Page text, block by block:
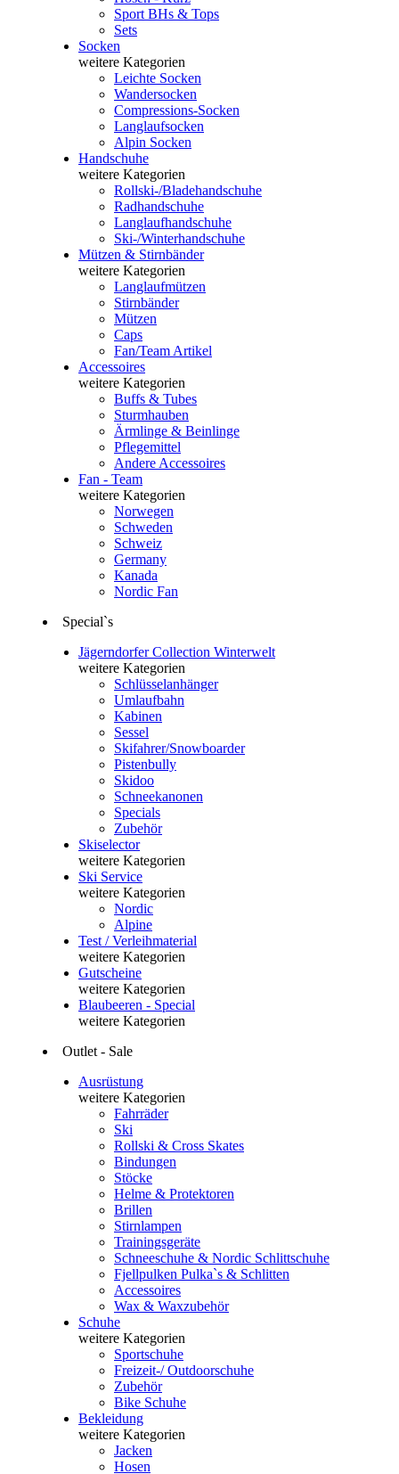
Sport BHs & Tops
Sets
Socken
weitere Kategorien
Leichte Socken
Wandersocken
Compressions-Socken
Langlaufsocken
Alpin Socken
Handschuhe
weitere Kategorien
Rollski-/Bladehandschuhe
Radhandschuhe
Langlaufhandschuhe
Ski-/Winterhandschuhe
Mützen & Stirnbänder
weitere Kategorien
Langlaufmützen
Stirnbänder
Mützen
Caps
Fan/Team Artikel
Accessoires
weitere Kategorien
Buffs & Tubes
Sturmhauben
Ärmlinge & Beinlinge
Pflegemittel
Andere Accessoires
Fan - Team
weitere Kategorien
Norwegen
Schweden
Schweiz
Germany
Kanada
Nordic Fan
Special`s
Jägerndorfer Collection Winterwelt
weitere Kategorien
Schlüsselanhänger
Umlaufbahn
Kabinen
Sessel
Skifahrer/Snowboarder
Pistenbully
Skidoo
Schneekanonen
Specials
Zubehör
Skiselector
weitere Kategorien
Ski Service
weitere Kategorien
Nordic
Alpine
Test / Verleihmaterial
weitere Kategorien
Gutscheine
weitere Kategorien
Blaubeeren - Special
weitere Kategorien
Outlet - Sale
Ausrüstung
weitere Kategorien
Fahrräder
Ski
Rollski & Cross Skates
Bindungen
Stöcke
Helme & Protektoren
Brillen
Stirnlampen
Trainingsgeräte
Schneeschuhe & Nordic Schlittschuhe
Fjellpulken Pulka`s & Schlitten
Accessoires
Wax & Waxzubehör
Schuhe
weitere Kategorien
Sportschuhe
Freizeit-/ Outdoorschuhe
Zubehör
Bike Schuhe
Bekleidung
weitere Kategorien
Jacken
Hosen